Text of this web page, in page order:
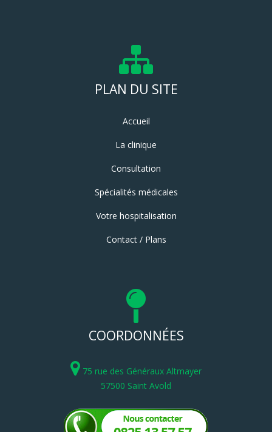
PLAN DU SITE
Accueil
La clinique
Consultation
Spécialités médicales
Votre hospitalisation
Contact / Plans
COORDONNÉES
75 rue des Généraux Altmayer
57500 Saint Avold